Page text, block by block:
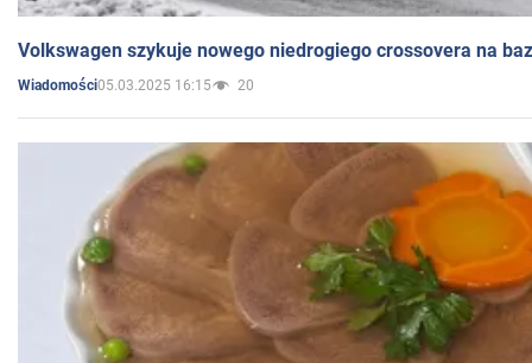
Volkswagen szykuje nowego niedrogiego crossovera na
Wiadomości05.03.2025 16:15 20